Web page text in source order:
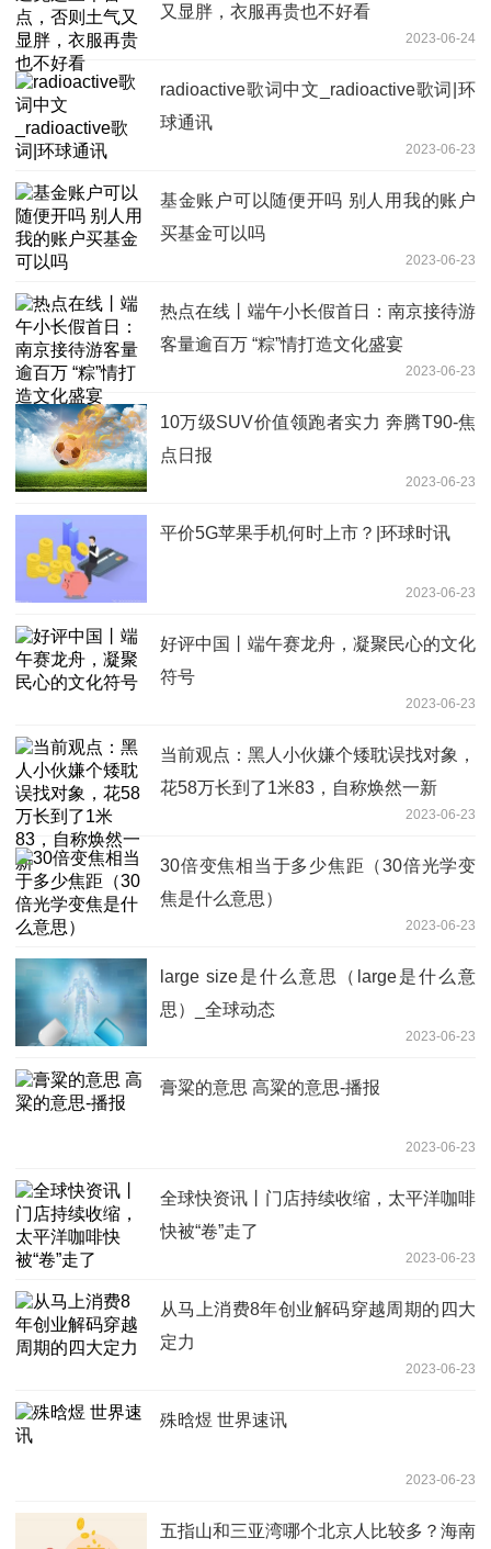
又显胖，衣服再贵也不好看
2023-06-24
radioactive歌词中文_radioactive歌词|环
球通讯
2023-06-23
基金账户可以随便开吗 别人用我的账户
买基金可以吗
2023-06-23
热点在线丨端午小长假首日：南京接待游
客量逾百万 “粽”情打造文化盛宴
2023-06-23
10万级SUV价值领跑者实力 奔腾T90-焦
点日报
2023-06-23
平价5G苹果手机何时上市？|环球时讯
2023-06-23
好评中国丨端午赛龙舟，凝聚民心的文化
符号
2023-06-23
当前观点：黑人小伙嫌个矮耽误找对象，
花58万长到了1米83，自称焕然一新
2023-06-23
30倍变焦相当于多少焦距（30倍光学变
焦是什么意思）
2023-06-23
large size是什么意思（large是什么意
思）_全球动态
2023-06-23
膏粱的意思 高粱的意思-播报
2023-06-23
全球快资讯丨门店持续收缩，太平洋咖啡
快被“卷”走了
2023-06-23
从马上消费8年创业解码穿越周期的四大
定力
2023-06-23
殊晗煜 世界速讯
2023-06-23
五指山和三亚湾哪个北京人比较多？海南